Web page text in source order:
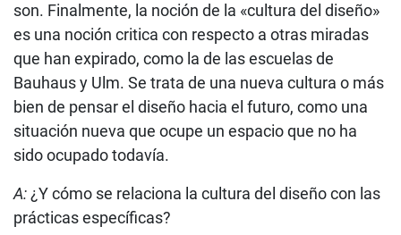
son. Finalmente, la noción de la «cultura del diseño»
es una noción critica con respecto a otras miradas
que han expirado, como la de las escuelas de
Bauhaus y Ulm. Se trata de una nueva cultura o más
bien de pensar el diseño hacia el futuro, como una
situación nueva que ocupe un espacio que no ha
sido ocupado todavía.
A:¿Y cómo se relaciona la cultura del diseño con las
prácticas específicas?